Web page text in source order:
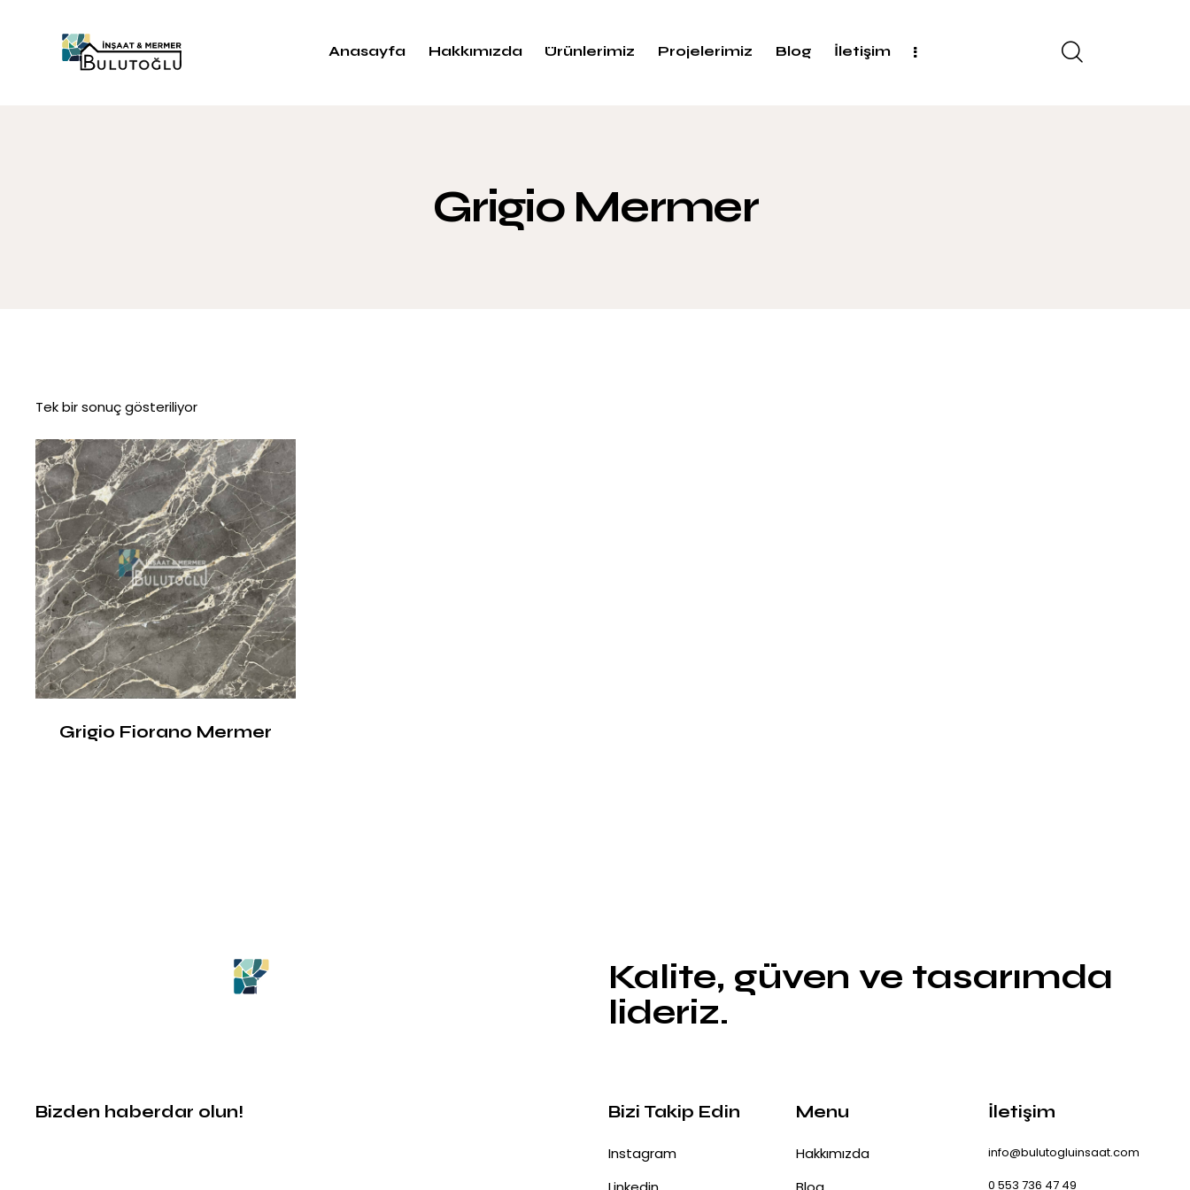
Anasayfa Hakkımızda Ürünlerimiz Projelerimiz Blog İletişim
Grigio Mermer
Tek bir sonuç gösteriliyor
Grigio Fiorano Mermer
Kalite, güven ve tasarımda
lideriz.
Bizden haberdar olun! Bizi Takip Edin
Instagram
Menu
Hakkımızda
İletişim
info@bulutogluinsaat.com
0 553 736 47 49